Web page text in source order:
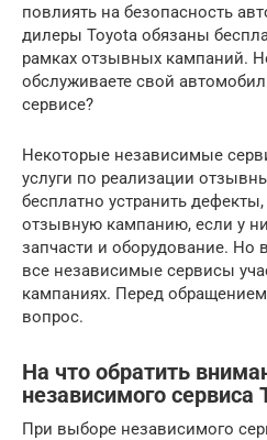
повлиять на безопасность
дилеры Toyota обязаны
рамках отзывных кампаний.
обслуживаете свой
сервисе?
Некоторые независимые
услуги по реализации
бесплатно устранить
отзывную кампанию, если у
запчасти и оборудование. Но
все независимые сервисы
кампаниях. Перед обращением
вопрос.
На что обратить
независимого сервиса
При выборе независимого